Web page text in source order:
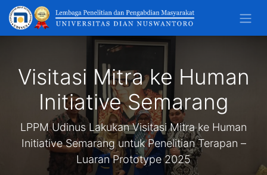
Visitasi Mitra ke Human
Initiative Semarang
LPPM Udinus Lakukan Visitasi Mitra ke Human
Initiative Semarang untuk Penelitian Terapan –
Luaran Prototype 2025